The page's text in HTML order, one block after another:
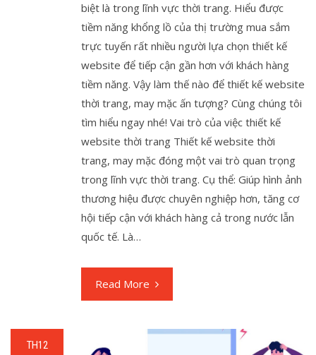
biệt là trong lĩnh vực thời trang. Hiểu được
tiềm năng khổng lồ của thị trường mua sắm
trực tuyến rất nhiều người lựa chọn thiết kế
website để tiếp cận gần hơn với khách hàng
tiềm năng. Vậy làm thế nào để thiết kế website
thời trang, may mặc ấn tượng? Cùng chúng tôi
tìm hiểu ngay nhé! Vai trò của việc thiết kế
website thời trang Thiết kế website thời
trang, may mặc đóng một vai trò quan trọng
trong lĩnh vực thời trang. Cụ thể: Giúp hình ảnh
thương hiệu được chuyên nghiệp hơn, tăng cơ
hội tiếp cận với khách hàng cả trong nước lẫn
quốc tế. Là…
Read More
TH12